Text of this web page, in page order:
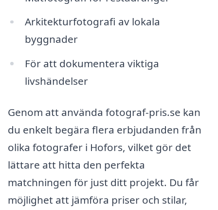
Arkitekturfotografi av lokala
byggnader
För att dokumentera viktiga
livshändelser
Genom att använda fotograf-pris.se kan
du enkelt begära flera erbjudanden från
olika fotografer i Hofors, vilket gör det
lättare att hitta den perfekta
matchningen för just ditt projekt. Du får
möjlighet att jämföra priser och stilar,